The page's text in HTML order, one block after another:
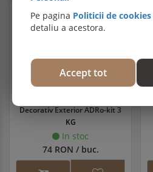
Decorativ Exterior ADRo-kit 3
KG
In stoc
74 RON / buc.
Pe pagina Politicii de cookies
detaliu a acestora.
Accept tot